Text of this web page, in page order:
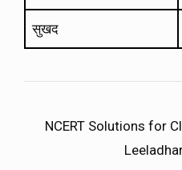
सुखद
NCERT Solutions for